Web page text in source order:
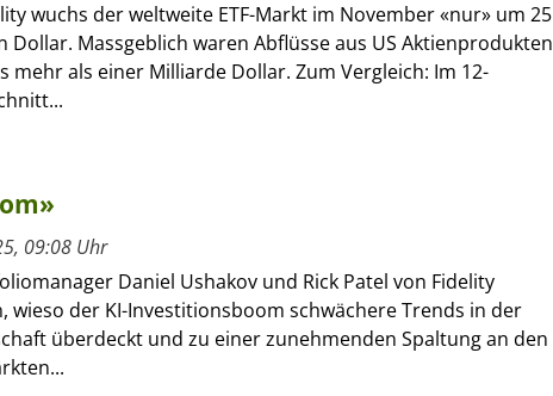
wuchs der weltweite ETF-Markt im November «nur» um 25
Dollar. Massgeblich waren Abflüsse aus US Aktienprodukten
mehr als einer Milliarde Dollar. Zum Vergleich: Im 12-
09:08 Uhr
Daniel Ushakov und Rick Patel von Fidelity
wieso der KI-Investitionsboom schwächere Trends in der
überdeckt und zu einer zunehmenden Spaltung an den